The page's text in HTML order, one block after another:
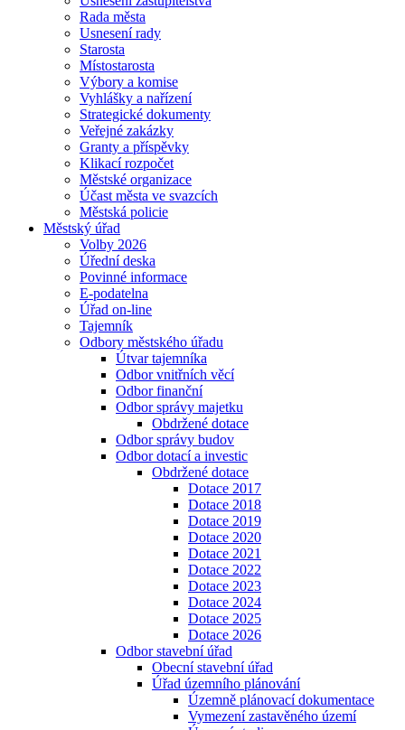
Rada města
Usnesení rady
Starosta
Místostarosta
Výbory a komise
Vyhlášky a nařízení
Strategické dokumenty
Veřejné zakázky
Granty a příspěvky
Klikací rozpočet
Městské organizace
Účast města ve svazcích
Městská policie
Městský úřad
Volby 2026
Úřední deska
Povinné informace
E-podatelna
Úřad on-line
Tajemník
Odbory městského úřadu
Útvar tajemníka
Odbor vnitřních věcí
Odbor finanční
Odbor správy majetku
Obdržené dotace
Odbor správy budov
Odbor dotací a investic
Obdržené dotace
Dotace 2017
Dotace 2018
Dotace 2019
Dotace 2020
Dotace 2021
Dotace 2022
Dotace 2023
Dotace 2024
Dotace 2025
Dotace 2026
Odbor stavební úřad
Obecní stavební úřad
Úřad územního plánování
Územně plánovací dokumentace
Vymezení zastavěného území